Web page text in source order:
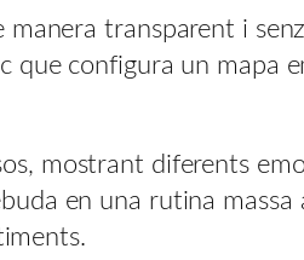
transparent i
configura un mapa
mostrant diferents
en una rutina